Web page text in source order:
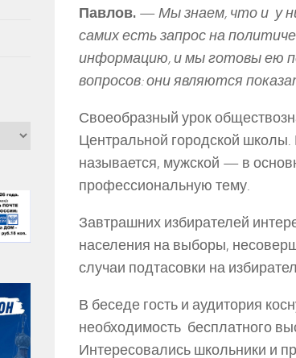
Павлов. —Мы знаем, что и у
самих есть запрос на
информацию, и мы готовы ею
вопросов: они являются
Своеобразный урок
Центральной городской школы.
называется, мужской — в
профессиональную тему.
Завтрашних избирателей
населения на выборы,
случаи подтасовки на
В беседе гость и аудитория
необходимость бесплатного
Интересовались школьники и